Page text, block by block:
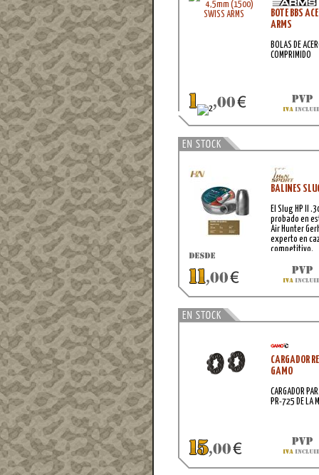
BOTE BBS
ARMS
BOLAS DE
COMPRIMIDO
BALINES
El Slug HP II
probado en
Air Hunter
experto en
competitivo.
CARGADOR
GAMO
CARGADOR
PR-725 DE LA